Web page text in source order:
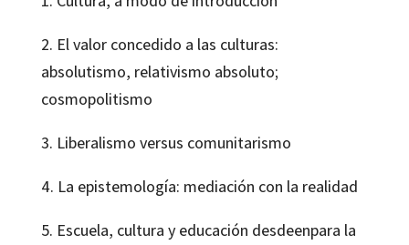
2. El valor concedido a las culturas:
absolutismo, relativismo absoluto;
cosmopolitismo
3. Liberalismo versus comunitarismo
4. La epistemología: mediación con la realidad
5. Escuela, cultura y educación desdeenpara la